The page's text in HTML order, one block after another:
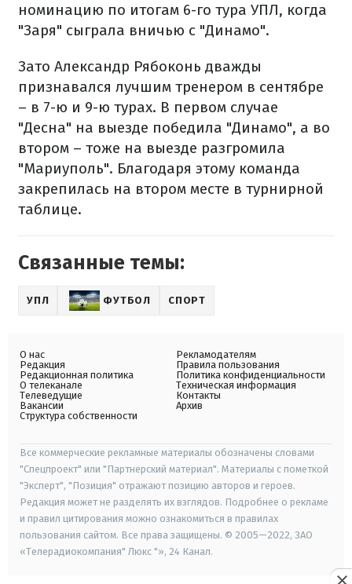
номинацию по итогам 6-го тура УПЛ, когда
"Заря" сыграла вничью с "Динамо".
Зато Александр Рябоконь дважды
признавался лучшим тренером в сентябре
– в 7-ю и 9-ю турах. В первом случае
"Десна" на выезде победила "Динамо", а во
втором – тоже на выезде разгромила
"Мариуполь". Благодаря этому команда
закрепилась на втором месте в турнирной
таблице.
Связанные темы:
УПЛ ФУТБОЛ СПОРТ
О нас
Редакция
Редакционная политика
О телеканале
Телеведущие
Вакансии
Структура собственности
Рекламодателям
Правила пользования
Политика конфиденциальности
Техническая информация
Контакты
Архив
Все коммерческие рекламные материалы обозначены словами
"Спецпроект" или "Партнерский материал". Материалы с пометкой
"Эксперт", "Позиция" отражают позицию авторов и героев.
Редакция может не разделять их взглядов. Подробнее о рекламе
и правил цитирования можно ознакомиться в правилах
пользования сайтом. Все права защищены. © 2005—2022, ЗАО
«Телерадиокомпания" Люкс "», 24 Канал.